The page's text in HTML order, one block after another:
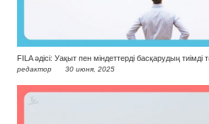
FILA әдісі: Уақыт пен міндеттерді басқарудың тиімді
редактор 30 июня, 2025